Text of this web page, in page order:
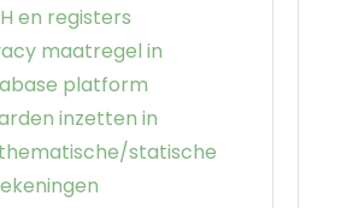
en registers
maatregel in
platform
inzetten in
statische